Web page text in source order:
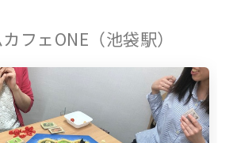
フェONE（池袋駅）